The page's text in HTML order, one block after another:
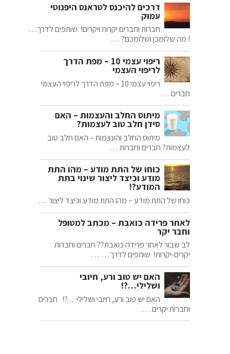
דרכים להיכנס לטראנס היפנוטי
עמוק
חברות וחברים יקרות ויקרים! שותפים לדרך…
! מה שלומכן ושלומכם? …
ריפוי עצמי 10 – מפת הדרך
לריפוי העצמי
ריפוי עצמי 10 – מפת הדרך לריפוי העצמי
חברים …
מיתוס החלב והעצמות – האם
סידן חלב טוב לעצמות?
מיתוס החלב והעצמות – האם חלב טוב
לעצמות? חברים וחברות …
כוחו של התת מודע – מהו התת
מודע וכיצד ליצור שינוי בתת
המודע?!
כוחו של התת מודע – מהו התת מודע וכיצד ליצור …
לאחר פרידה כואבת – מכתב למטופל
וחבר יקר
לב שבור לאחר פרידה כואבת?? חברים וחברות
יקרים-יקרות! שותפים לדרך… …
האם יש טוב ורע, חיובי
ושלילי…?!
האם יש טוב ורע, חיובי ושלילי…?! חברים
וחברות יקרים …